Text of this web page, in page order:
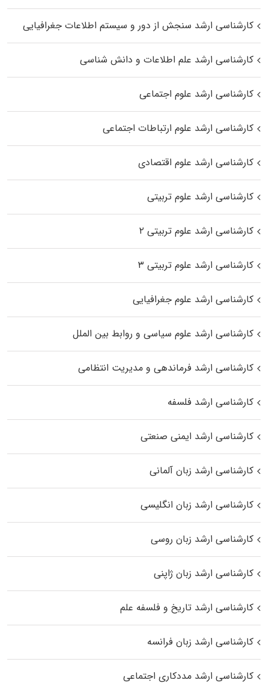
کارشناسی ارشد سنجش از دور و سیستم اطلاعات جغرافیایی
کارشناسی ارشد علم اطلاعات و دانش شناسی
کارشناسی ارشد علوم اجتماعی
کارشناسی ارشد علوم ارتباطات اجتماعی
کارشناسی ارشد علوم اقتصادی
کارشناسی ارشد علوم تربیتی
کارشناسی ارشد علوم تربیتی ۲
کارشناسی ارشد علوم تربیتی ۳
کارشناسی ارشد علوم جغرافیایی
کارشناسی ارشد علوم سیاسی و روابط بین الملل
کارشناسی ارشد فرماندهی و مدیریت انتظامی
کارشناسی ارشد فلسفه
کارشناسی ارشد ایمنی صنعتی
کارشناسی ارشد زبان آلمانی
کارشناسی ارشد زبان انگلیسی
کارشناسی ارشد زبان روسی
کارشناسی ارشد زبان ژاپنی
کارشناسی ارشد تاریخ و فلسفه علم
کارشناسی ارشد زبان فرانسه
کارشناسی ارشد مددکاری اجتماعی